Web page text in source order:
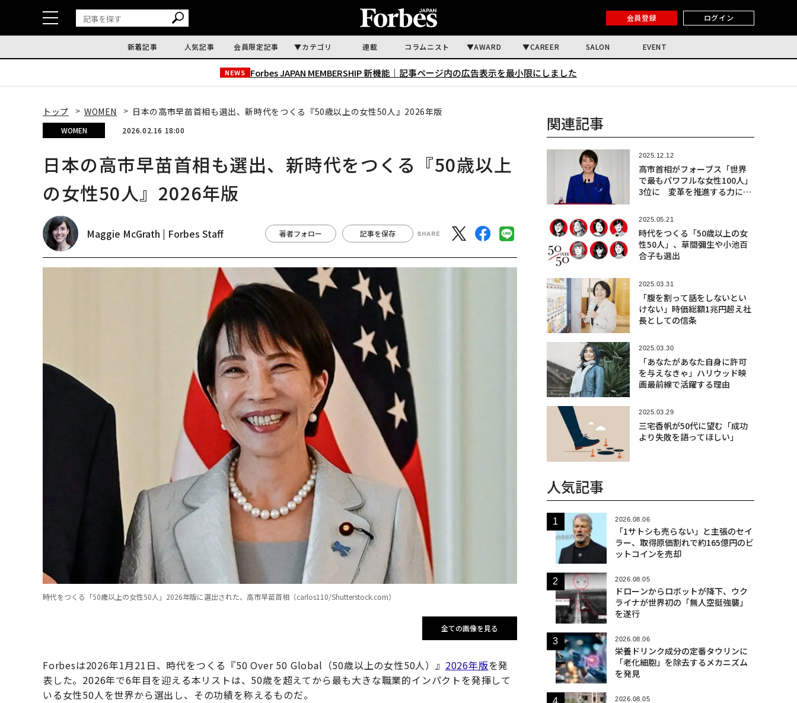
会員登録 ログイン
新着記事 人気記事 会員限定記事 カテゴリ 連載 コラムニスト AWARD CAREER SALON EVENT
NEWS Forbes JAPAN MEMBERSHIP 新機能｜ 記事ページ内の広告表示を最小限にしました
トップ WOMEN 日本の高市早苗首相も選出、新時代をつくる『50歳以上の女性50人』2026年版
WOMEN 2026.02.16 18:00
日本の高市早苗首相も選出、新時代をつくる『50歳以上
の女性50人』2026年版
Maggie McGrath | Forbes Staff 著者フォロー 記事を保存
時代をつくる「50歳以上の女性50人」2026年版に選出された、高市早苗首相（carlos110/Shutterstock.com）
全ての画像を見る
Forbesは2026年1月21日、時代をつくる『50 Over 50 Global（50歳以上の女性50人）』 2026年版を発
表した。2026年で6年目を迎える本リストは、50歳を超えてから最も大きな職業的インパクトを発揮して
いる女性50人を世界から選出し、その功績を称えるものだ。
関連記事
2025.12.12
高市首相がフォーブス「世界
で最もパワフルな女性100人」
3位に 変革を推進する力に注
2025.05.21
時代をつくる「50歳以上の女
性50人」、草間彌生や小池百
合子も選出
2025.03.31
「腹を割って話をしないとい
けない」時価総額1兆円超え社
長としての信条
2025.03.30
「あなたがあなた自身に許可
を与えなきゃ」ハリウッド映
画最前線で活躍する理由
2025.03.29
三宅香帆が50代に望む「成功
より失敗を語ってほしい」
人気記事
2026.08.06
「1サトシも売らない」と主張のセイ
ラー、取得原価割れで約165億円のビ
ットコインを売却
2026.08.05
ドローンからロボットが降下、ウク
ライナが世界初の「無人空挺強襲」
を遂行
2026.08.06
栄養ドリンク成分の定番タウリンに
「老化細胞」を除去するメカニズム
を発見
2026.08.05